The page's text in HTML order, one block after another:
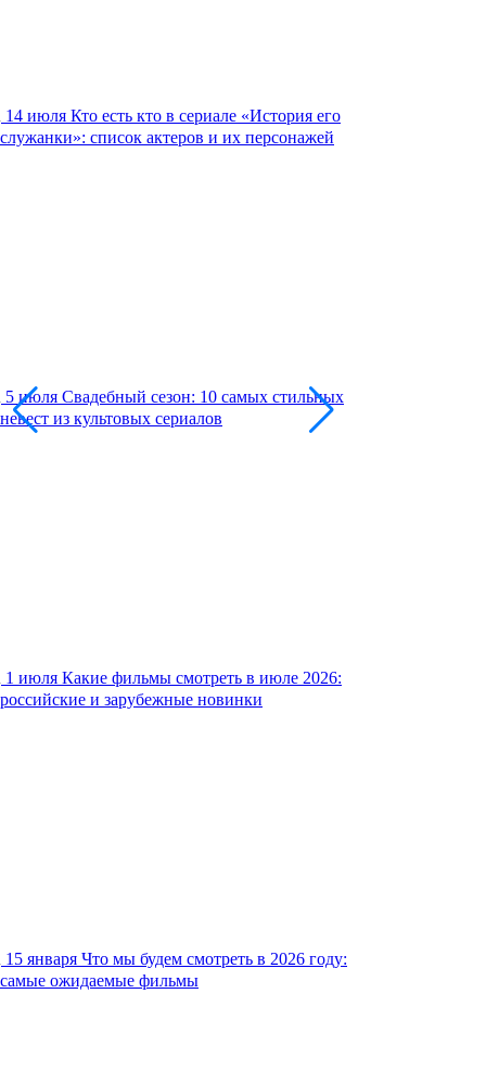
14 июля Кто есть кто в сериале «История его
служанки»: список актеров и их персонажей
5 июля Свадебный сезон: 10 самых стильных
невест из культовых сериалов
1 июля Какие фильмы смотреть в июле 2026:
российские и зарубежные новинки
15 января Что мы будем смотреть в 2026 году:
самые ожидаемые фильмы